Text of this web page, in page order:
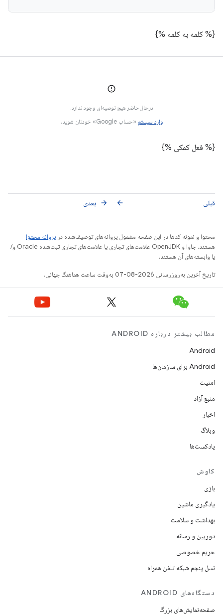
{% کلمه به کلمه %}
درحال‌حاضر هیچ توصیه‌ای وجود ندارد.
وارد سیستم «حساب Google» خودتان شوید.
{% فعل کمکی %}
قبلی arrow_back بعدی arrow_forward
محتوا و نمونه کدها در این صفحه مشمول پروانه‌های توصیف‌شده در پروانه محتوا
هستند. جاوا و OpenJDK علامت‌های تجاری یا علامت‌های تجاری ثبت‌شده Oracle و/
یا وابسته‌های آن هستند.
تاریخ آخرین به‌روزرسانی 2026-08-07 به‌وقت ساعت هماهنگ جهانی.
مطالب بیشتر درباره ANDROID
Android
Android برای سازمان‌ها
امنیت
منبع آزاد
اخبار
وبلاگ
پادکست‌ها
کاوش
بازی
یادگیری ماشین
بهداشت و سلامت
دوربین و رسانه
حریم خصوصی
نسل پنجم شبکه تلفن همراه
دستگاه‌های ANDROID
صفحه‌نمایش‌های بزرگ